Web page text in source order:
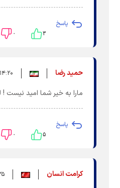
پاسخ
۳ ۰
حمید رضا ۱۴:۲۰ - ۱۳۹۶/۰۸/۲۷
مارا به خیر شما امید نیست !
پاسخ
۵ ۰
کرامت انسان